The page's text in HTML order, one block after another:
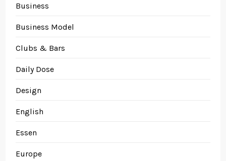
Business
Business Model
Clubs & Bars
Daily Dose
Design
English
Essen
Europe